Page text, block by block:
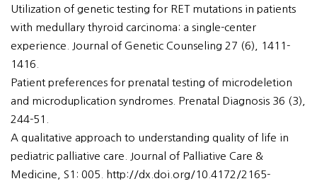
Utilization of genetic testing for RET mutations in patients
with medullary thyroid carcinoma: a single-center
experience. Journal of Genetic Counseling 27 (6), 1411-
1416.
Patient preferences for prenatal testing of microdeletion
and microduplication syndromes. Prenatal Diagnosis 36 (3),
244-51.
A qualitative approach to understanding quality of life in
pediatric palliative care. Journal of Palliative Care &
Medicine, S1: 005. http://dx.doi.org/10.4172/2165-